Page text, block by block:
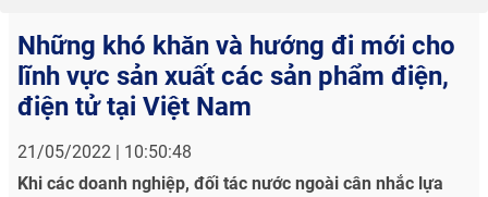
Những khó khăn và hướng đi mới cho
lĩnh vực sản xuất các sản phẩm điện,
điện tử tại Việt Nam
21/05/2022 | 10:50:48
Khi các doanh nghiệp, đối tác nước ngoài cân nhắc lựa